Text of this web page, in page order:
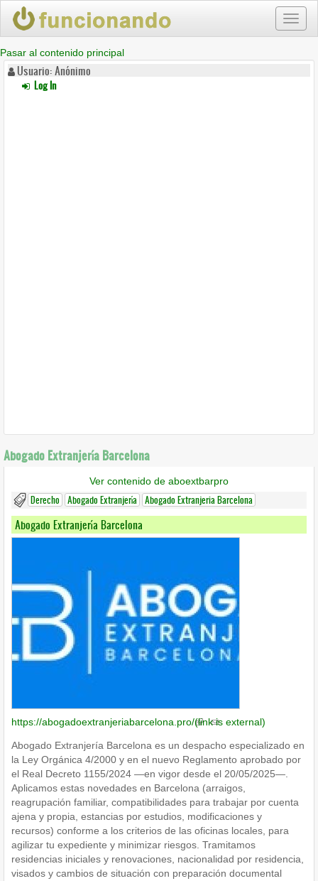
Pasar al contenido principal
Usuario: Anónimo
Log In
Abogado Extranjería Barcelona
Ver contenido de aboextbarpro
Derecho Abogado Extranjería Abogado Extranjeria Barcelona
Abogado Extranjería Barcelona
https://abogadoextranjeriabarcelona.pro/(link is external)
Abogado Extranjería Barcelona es un despacho especializado en
la Ley Orgánica 4/2000 y en el nuevo Reglamento aprobado por
el Real Decreto 1155/2024 —en vigor desde el 20/05/2025—.
Aplicamos estas novedades en Barcelona (arraigos,
reagrupación familiar, compatibilidades para trabajar por cuenta
ajena y propia, estancias por estudios, modificaciones y
recursos) conforme a los criterios de las oficinas locales, para
agilizar tu expediente y minimizar riesgos. Tramitamos
residencias iniciales y renovaciones, nacionalidad por residencia,
visados y cambios de situación con preparación documental